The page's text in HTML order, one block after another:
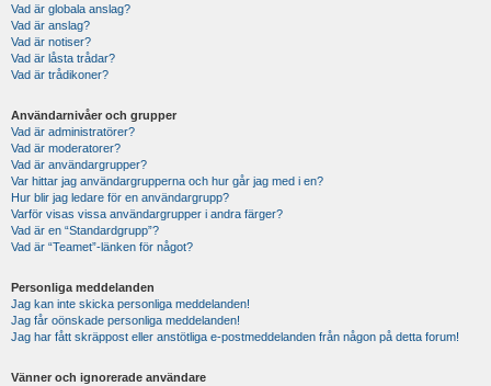
Vad är globala anslag?
Vad är anslag?
Vad är notiser?
Vad är låsta trådar?
Vad är trådikoner?
Användarnivåer och grupper
Vad är administratörer?
Vad är moderatorer?
Vad är användargrupper?
Var hittar jag användargrupperna och hur går jag med i en?
Hur blir jag ledare för en användargrupp?
Varför visas vissa användargrupper i andra färger?
Vad är en “Standardgrupp”?
Vad är “Teamet”-länken för något?
Personliga meddelanden
Jag kan inte skicka personliga meddelanden!
Jag får oönskade personliga meddelanden!
Jag har fått skräppost eller anstötliga e-postmeddelanden från någon på detta forum!
Vänner och ignorerade användare